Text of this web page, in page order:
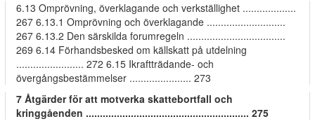
6.13 Omprövning, överklagande och verkställighet ...................
267 6.13.1 Omprövning och överklagande ............................
267 6.13.2 Den särskilda forumregeln ...................................
269 6.14 Förhandsbesked om källskatt på utdelning
........................ 272 6.15 Ikraftträdande- och
övergångsbestämmelser ...................... 273
7 Åtgärder för att motverka skattebortfall och
kringgåenden .......................................................... 275